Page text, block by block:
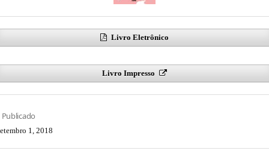
Livro Eletrônico
Livro Impresso
Publicado
1, 2018